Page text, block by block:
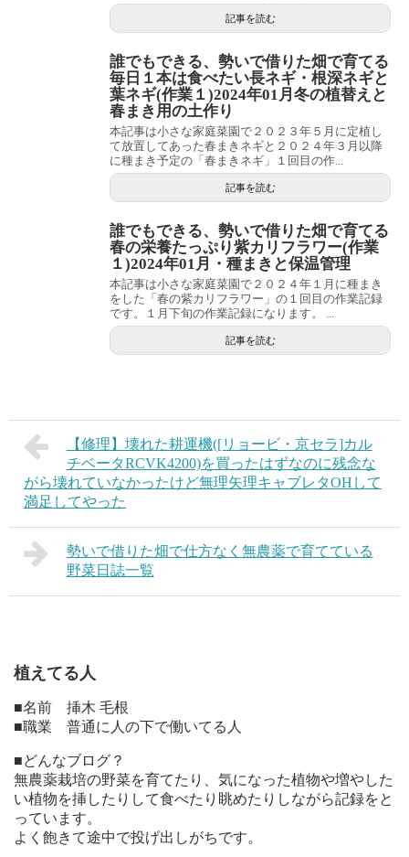
記事を読む
誰でもできる、勢いで借りた畑で育てる
毎日１本は食べたい長ネギ・根深ネギと
葉ネギ(作業１)2024年01月冬の植替えと
春まき用の土作り
本記事は小さな家庭菜園で２０２３年５月に定植し
て放置してあった春まきネギと２０２４年３月以降
に種まき予定の「春まきネギ」１回目の作...
記事を読む
誰でもできる、勢いで借りた畑で育てる
春の栄養たっぷり紫カリフラワー(作業
１)2024年01月・種まきと保温管理
本記事は小さな家庭菜園で２０２４年１月に種まき
をした「春の紫カリフラワー」の１回目の作業記録
です。１月下旬の作業記録になります。 ...
記事を読む
【修理】壊れた耕運機([リョービ・京セラ]カル
チベータRCVK4200)を買ったはずなのに残念な
がら壊れていなかったけど無理矢理キャブレタOHして
満足してやった
勢いで借りた畑で仕方なく無農薬で育てている
野菜日誌一覧
植えてる人
■名前 挿木 毛根
■職業 普通に人の下で働いてる人
■どんなブログ？
無農薬栽培の野菜を育てたり、気になった植物や増やした
い植物を挿したりして食べたり眺めたりしながら記録をと
っています。
よく飽きて途中で投げ出しがちです。